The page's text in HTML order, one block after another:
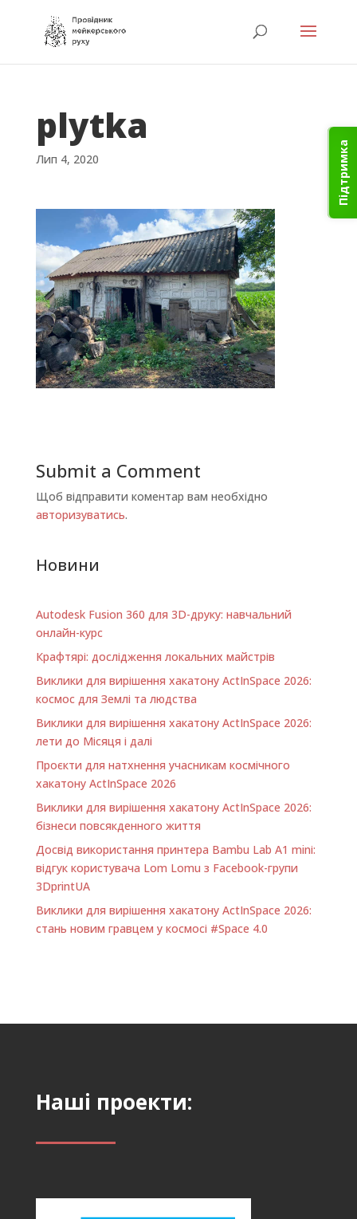
Підтримка
plytka
Лип 4, 2020
Submit a Comment
Щоб відправити коментар вам необхідно
авторизуватись.
Новини
Autodesk Fusion 360 для 3D-друку: навчальний
онлайн-курс
Крафтярі: дослідження локальних майстрів
Виклики для вирішення хакатону ActInSpace 2026:
космос для Землі та людства
Виклики для вирішення хакатону ActInSpace 2026:
лети до Місяця і далі
Проєкти для натхнення учасникам космічного
хакатону ActInSpace 2026
Виклики для вирішення хакатону ActInSpace 2026:
бізнеси повсякденного життя
Досвід використання принтера Bambu Lab A1 minі:
відгук користувача Lom Lomu з Facebook-групи
3DprintUA
Виклики для вирішення хакатону ActInSpace 2026:
стань новим гравцем у космосі #Space 4.0
Наші проекти: